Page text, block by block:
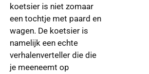
koetsier is niet zomaar
een tochtje met paard en
wagen. De koetsier is
namelijk een echte
verhalenverteller die die
je meeneemt op